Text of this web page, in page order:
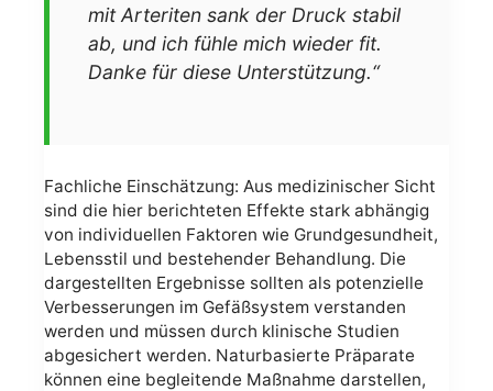
mit Arteriten sank der Druck stabil
ab, und ich fühle mich wieder fit.
Danke für diese Unterstützung.“
Fachliche Einschätzung: Aus medizinischer Sicht
sind die hier berichteten Effekte stark abhängig
von individuellen Faktoren wie Grundgesundheit,
Lebensstil und bestehender Behandlung. Die
dargestellten Ergebnisse sollten als potenzielle
Verbesserungen im Gefäßsystem verstanden
werden und müssen durch klinische Studien
abgesichert werden. Naturbasierte Präparate
können eine begleitende Maßnahme darstellen,